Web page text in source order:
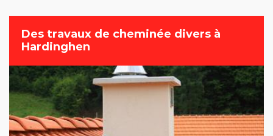
Des travaux de cheminée divers à
Hardinghen